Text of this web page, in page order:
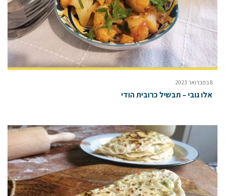
8 בפברואר 2023
אלו גובי – תבשיל כרובית הודי